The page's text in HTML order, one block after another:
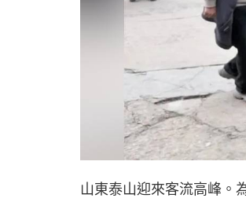
山東泰山迎來客流高峰。